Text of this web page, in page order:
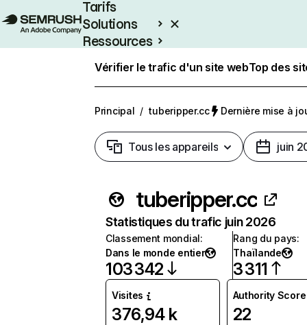
Tarifs
Solutions
Ressources
Vérifier le trafic d'un site webTop des
Principal / tuberipper.cc Dernière mise à
Tous les appareils juin
tuberipper.cc
Statistiques du trafic juin 2026
Classement mondial:
Dans le monde entier
103 342
Rang du pays:
Thaïlande
3 311
Visites
376,94 k
Authority Score
22